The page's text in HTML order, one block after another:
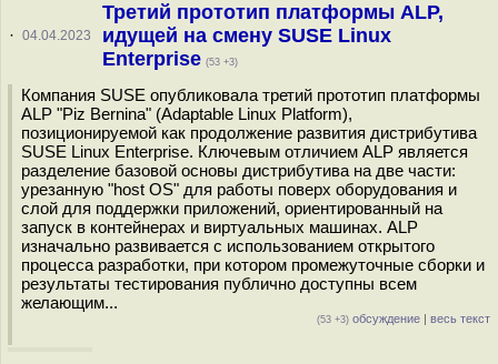
· 04.04.2023
Третий прототип платформы ALP,
идущей на смену SUSE Linux
Enterprise (53 +3)
Компания SUSE опубликовала третий прототип платформы
ALP "Piz Bernina" (Adaptable Linux Platform),
позиционируемой как продолжение развития дистрибутива
SUSE Linux Enterprise. Ключевым отличием ALP является
разделение базовой основы дистрибутива на две части:
урезанную "host OS" для работы поверх оборудования и
слой для поддержки приложений, ориентированный на
запуск в контейнерах и виртуальных машинах. ALP
изначально развивается с использованием открытого
процесса разработки, при котором промежуточные сборки и
результаты тестирования публично доступны всем
желающим...
(53 +3) обсуждение | весь текст